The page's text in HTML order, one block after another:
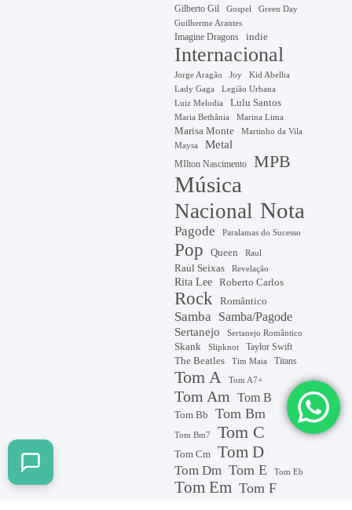
Gilberto Gil Gospel Green Day
Guilherme Arantes
Imagine Dragons indie
Internacional
Jorge Aragão Joy Kid Abelha
Lady Gaga
Legião Urbana
Luiz Melodia
Lulu Santos
Maria Bethânia Marina Lima
Marisa Monte
Martinho da Vila
Maysa
Metal
MIlton Nascimento MPB
Música
Nacional Nota
Pagode Paralamas do Sucesso
Pop Queen Raul
Raul Seixas Revelação
Rita Lee Roberto Carlos
Rock Romântico
Samba
Samba/Pagode
Sertanejo
Sertanejo Romântico
Skank Slipknot Taylor Swift
The Beatles Tim Maia Titans
Tom A Tom A7+
Tom Am Tom B
Tom Bb Tom Bm
Tom Bm7 Tom C
Tom Cm Tom D
Tom Dm Tom E Tom Eb
Tom Em Tom F